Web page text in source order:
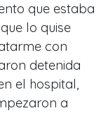
que estaba
lo quise
con
detenida
el hospital,
a